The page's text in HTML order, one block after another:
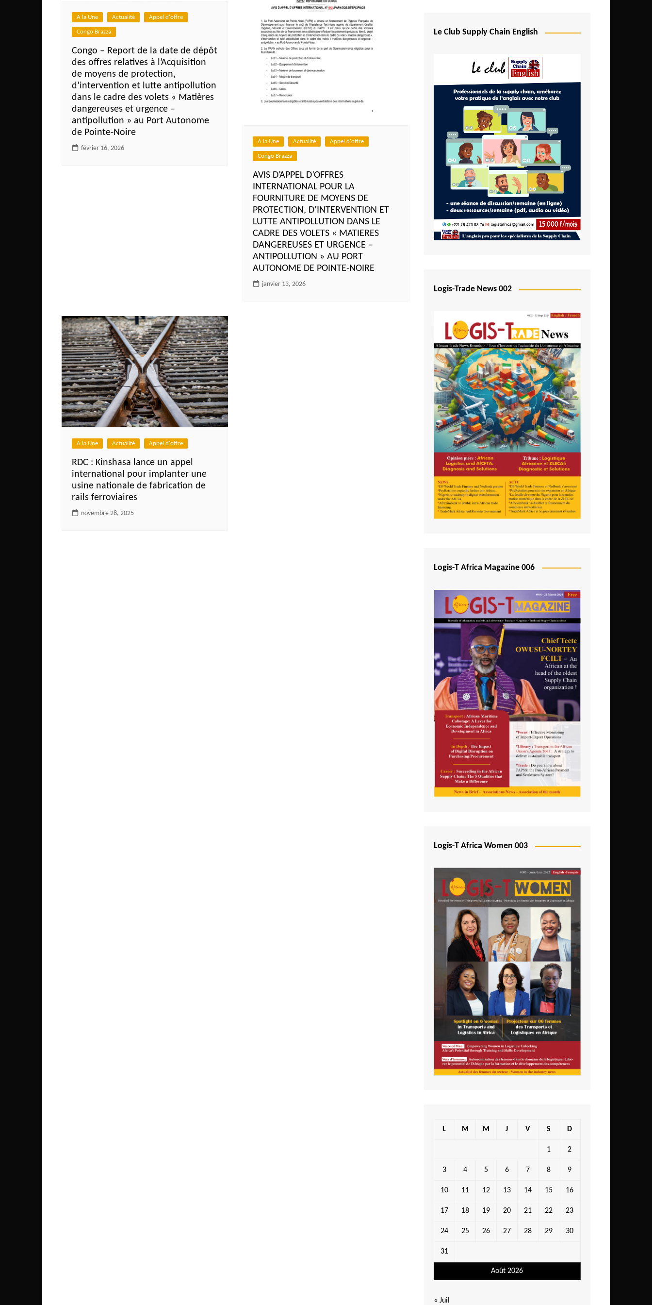
Djibouti
Ethiopie
Gabon
Gambie
Guinée
Nigeria
Niger
Ouganda
Rwanda
Tchad
Togo
Tunisie
Congo
São Tomé et Príncipe
Seychelles
A la Une Actualité Appel d'offre
Congo Brazza
Congo – Report de la date de dépôt
des offres relatives à l’Acquisition
de moyens de protection,
d’intervention et lutte antipollution
dans le cadre des volets « Matières
dangereuses et urgence –
antipollution » au Port Autonome
de Pointe-Noire
février 16, 2026
A la Une Actualité Appel d'offre
Congo Brazza
AVIS D’APPEL D’OFFRES
INTERNATIONAL POUR LA
FOURNITURE DE MOYENS DE
PROTECTION, D’INTERVENTION ET
LUTTE ANTIPOLLUTION DANS LE
CADRE DES VOLETS « MATIERES
DANGEREUSES ET URGENCE –
ANTIPOLLUTION » AU PORT
AUTONOME DE POINTE-NOIRE
janvier 13, 2026
A la Une Actualité Appel d'offre
RDC : Kinshasa lance un appel
international pour implanter une
usine nationale de fabrication de
rails ferroviaires
novembre 28, 2025
Le Club Supply Chain English
Logis-Trade News 002
Logis-T Africa Magazine 006
Logis-T Africa Women 003
Août 2026
L M M J V S D
1 2
3 4 5 6 7 8 9
10 11 12 13 14 15 16
17 18 19 20 21 22 23
24 25 26 27 28 29 30
31
« Juil